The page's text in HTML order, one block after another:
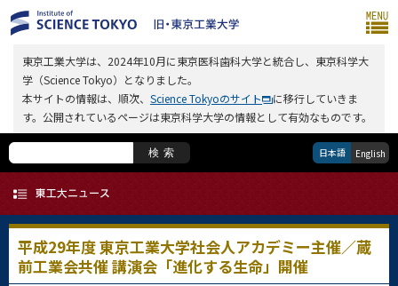
東京工業大学は、2024年10月に東京医科歯科大学と統合し、東京科学大
学（Science Tokyo）となりました。
本サイトの情報は、順次、 Science Tokyoのサイト
に移行していきま
す。公開されているページは東京科学大学の情報として有効なものです。
検索 日本語 English
平成29年度 東京工業大学社会人アカデミー主催／蔵
前工業会共催 講演会「進化する生命」開催